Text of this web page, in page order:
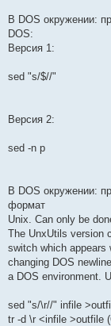
В DOS окружении:
DOS:
Версия 1:
sed "s/$//"
Версия 2:
sed -n p
В DOS окружении:
формат
Unix. Can only be
The UnxUtils version
switch which appears
changing DOS
a DOS environment.
sed "s/\r//" infile
tr -d \r <infile >outfile